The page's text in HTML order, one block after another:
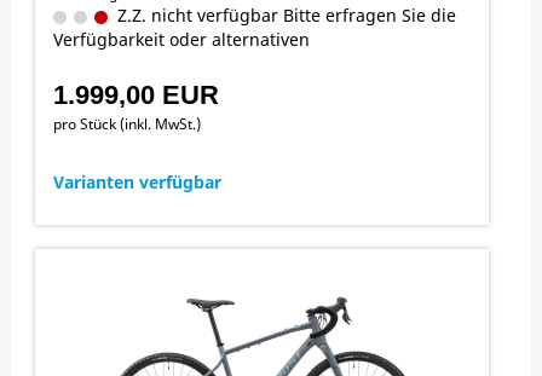
Z.Z. nicht verfügbar Bitte erfragen Sie die
Verfügbarkeit oder alternativen
1.999,00 EUR
pro Stück (inkl. MwSt.)
Varianten verfügbar